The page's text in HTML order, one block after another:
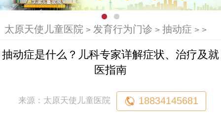
太原天使儿童医院> 发育行为门诊 > 抽动症 > >
抽动症是什么？儿科专家详解症状、治疗及就
医指南
来源：太原天使儿童医院 18834145681